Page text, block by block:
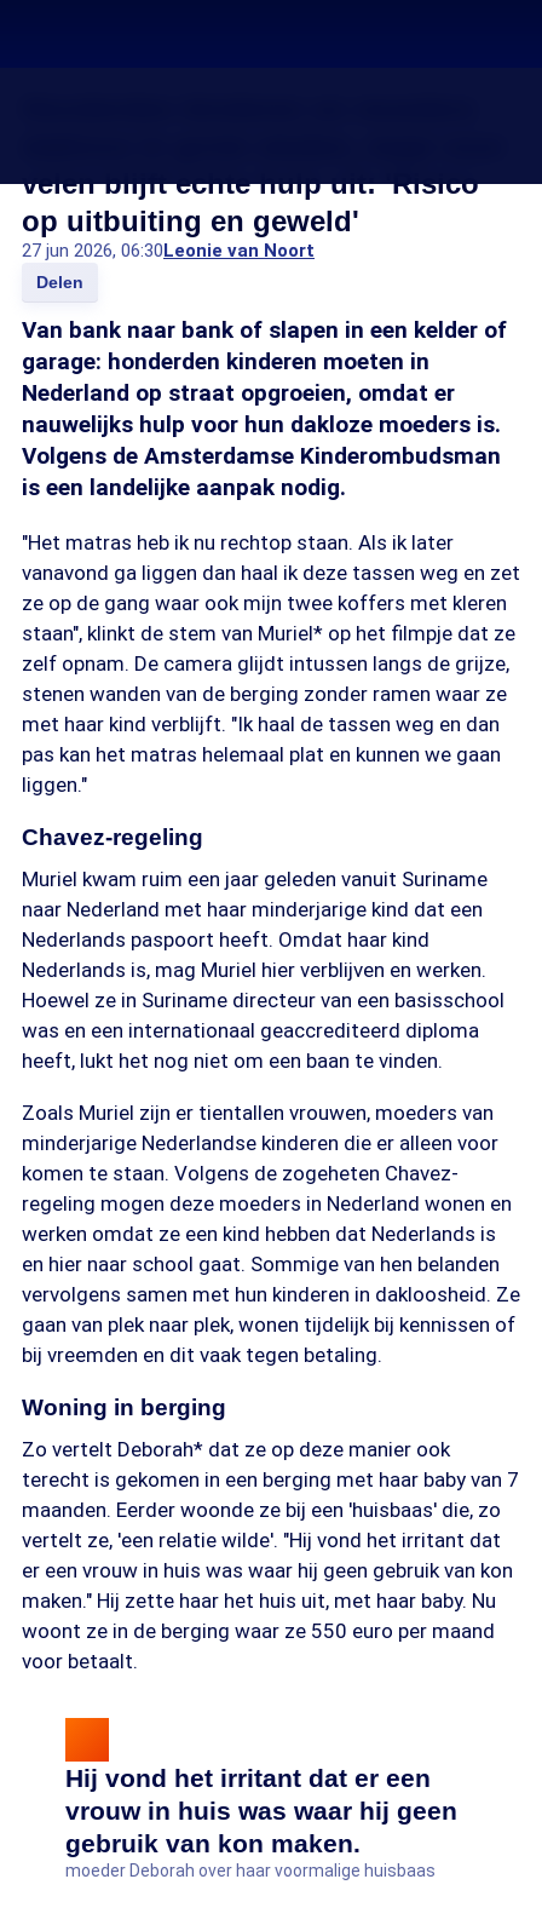
velen blijft echte hulp uit: 'Risico
op uitbuiting en geweld'
27 jun 2026, 06:30Leonie van Noort
Delen
Van bank naar bank of slapen in een kelder of
garage: honderden kinderen moeten in
Nederland op straat opgroeien, omdat er
nauwelijks hulp voor hun dakloze moeders is.
Volgens de Amsterdamse Kinderombudsman
is een landelijke aanpak nodig.
"Het matras heb ik nu rechtop staan. Als ik later
vanavond ga liggen dan haal ik deze tassen weg en zet
ze op de gang waar ook mijn twee koffers met kleren
staan", klinkt de stem van Muriel* op het filmpje dat ze
zelf opnam. De camera glijdt intussen langs de grijze,
stenen wanden van de berging zonder ramen waar ze
met haar kind verblijft. "Ik haal de tassen weg en dan
pas kan het matras helemaal plat en kunnen we gaan
liggen."
Chavez-regeling
Muriel kwam ruim een jaar geleden vanuit Suriname
naar Nederland met haar minderjarige kind dat een
Nederlands paspoort heeft. Omdat haar kind
Nederlands is, mag Muriel hier verblijven en werken.
Hoewel ze in Suriname directeur van een basisschool
was en een internationaal geaccrediteerd diploma
heeft, lukt het nog niet om een baan te vinden.
Zoals Muriel zijn er tientallen vrouwen, moeders van
minderjarige Nederlandse kinderen die er alleen voor
komen te staan. Volgens de zogeheten Chavez-
regeling mogen deze moeders in Nederland wonen en
werken omdat ze een kind hebben dat Nederlands is
en hier naar school gaat. Sommige van hen belanden
vervolgens samen met hun kinderen in dakloosheid. Ze
gaan van plek naar plek, wonen tijdelijk bij kennissen of
bij vreemden en dit vaak tegen betaling.
Woning in berging
Zo vertelt Deborah* dat ze op deze manier ook
terecht is gekomen in een berging met haar baby van 7
maanden. Eerder woonde ze bij een 'huisbaas' die, zo
vertelt ze, 'een relatie wilde'. "Hij vond het irritant dat
er een vrouw in huis was waar hij geen gebruik van kon
maken." Hij zette haar het huis uit, met haar baby. Nu
woont ze in de berging waar ze 550 euro per maand
voor betaalt.
Hij vond het irritant dat er een
vrouw in huis was waar hij geen
gebruik van kon maken.
moeder Deborah over haar voormalige huisbaas